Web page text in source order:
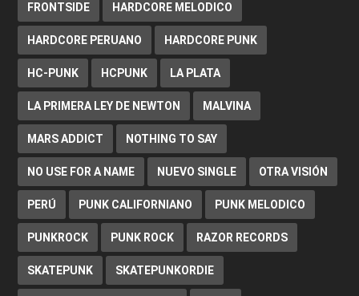
FRONTSIDE HARDCORE MELODICO
HARDCORE PERUANO HARDCORE PUNK
HC-PUNK HCPUNK LA PLATA
LA PRIMERA LEY DE NEWTON MALVINA
MARS ADDICT NOTHING TO SAY
NO USE FOR A NAME NUEVO SINGLE OTRA VISIÓN
PERÚ PUNK CALIFORNIANO PUNK MELODICO
PUNKROCK PUNK ROCK RAZOR RECORDS
SKATEPUNK SKATEPUNKORDIE